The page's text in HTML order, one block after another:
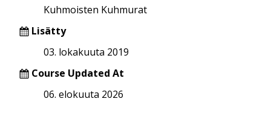
Kuhmoisten Kuhmurat
Lisätty
03. lokakuuta 2019
Course Updated At
06. elokuuta 2026